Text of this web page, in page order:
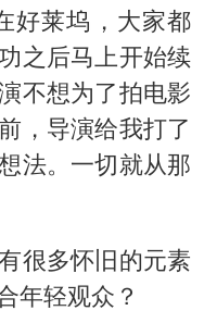
好莱坞，大家都
之后马上开始续
不想为了拍电影
，导演给我打了
法。一切就从那
很多怀旧的元素
年轻观众？